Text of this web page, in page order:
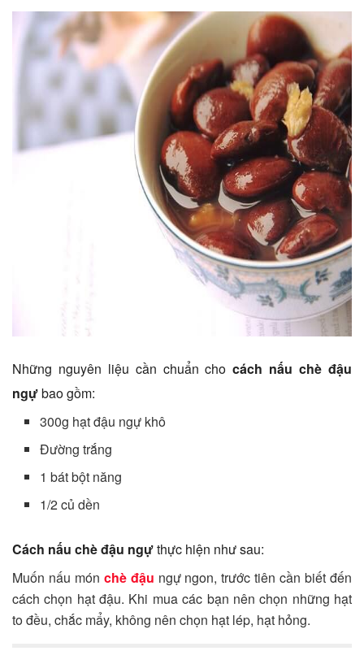
Những nguyên liệu cần chuẩn chocách nấu chè đậu
ngựbao gồm:
300g hạt đậu ngự khô
Đường trắng
1 bát bột năng
1/2 củ dền
Cách nấu chè đậu ngựthực hiện như sau:
Muốn nấu món chè đậu ngự ngon, trước tiên cần biết đến
cách chọn hạt đậu. Khi mua các bạn nên chọn những hạt
to đều, chắc mẩy, không nên chọn hạt lép, hạt hỏng.